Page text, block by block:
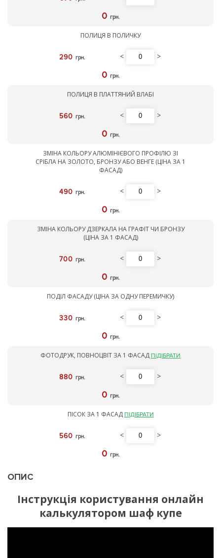
0 грн.
ПОЛИЦЯ В ПОЛИЧКУ
290 грн. < >
0 грн.
ПОЛИЦЯ В ПЛАТТЯНИЙ ВЛАБІ
560 грн. < >
0 грн.
ЗМІНА КОЛЬОРУ АЛЮМІНІЄВОГО ПРОФІЛЮ ЗІ
СРІБЛА НА ЗОЛОТО, БРОНЗУ АБО ВЕНГЕ (ЦІНА ЗА 1
ФАСАД)
490 грн. < >
0 грн.
ЗМІНА КОЛЬОРУ ДЗЕРКАЛА НА ГРАФІТ ЧИ БРОНЗУ
(ЦІНА ЗА 1 ФАСАД)
700 грн. < >
0 грн.
ПОДІЛ ФАСАДУ (ЦІНА ЗА ОДНУ ПЕРЕМИЧКУ)
330 грн. < >
0 грн.
ФОТОДРУК, ПОВНОЦВІТ ЗА 1 ФАСАД ПІДІБРАТИ
880 грн. < >
0 грн.
ПІСОК ЗА 1 ФАСАД ПІДІБРАТИ
560 грн. < >
0 грн.
ОПИС
Інструкція користування онлайн
калькулятором шаф купе